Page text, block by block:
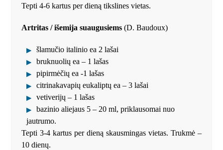
Tepti 4-6 kartus per dieną tikslines vietas.
Artritas / išemija suaugusiems (D. Baudoux)
šlamučio italinio ea 2 lašai
bruknuolių ea – 1 lašas
pipirmėčių ea -1 lašas
citrinakavapių eukaliptų ea – 3 lašai
vetiverijų – 1 lašas
bazinio aliejaus 5 – 20 ml, priklausomai nuo
jautrumo.
Tepti 3-4 kartus per dieną skausmingas vietas. Trukmė –
10 dienų.